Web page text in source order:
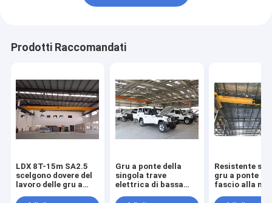
Prodotti Raccomandati
LDX 8T-15m SA2.5
scelgono dovere del
lavoro delle gru a
Gru a ponte della
singola trave
elettrica di bassa
Resistente
gru a ponte del
fascio alla